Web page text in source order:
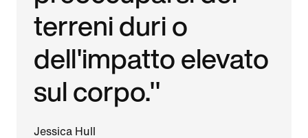
terreni duri o
dell'impatto elevato
sul corpo."
Jessica Hull